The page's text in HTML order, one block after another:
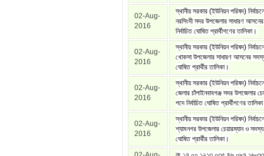
02-Aug-
2016
স্থানীয় সরকার (ইউনিয়ন পরিষদ)
নরসিংদী সদর উপজেলার সাধারণ
নির্বাচিত ঘোষিত প্রার্থীগণের তালিকা।
02-Aug-
2016
স্থানীয় সরকার (ইউনিয়ন পরিষদ)
খোকসা উপজেলার সাধারণ আসনের সদস্য
ঘোষিত প্রার্থীর তালিকা।
02-Aug-
2016
স্থানীয় সরকার (ইউনিয়ন পরিষদ)
জেলার চাঁপাইনবাবগঞ্জ সদর উপজেলার
পদে নির্বাচিত ঘোষিত প্রার্থীগণের
02-Aug-
2016
স্থানীয় সরকার (ইউনিয়ন পরিষদ)
শ্যামনগর উপজেলার চেয়ারম্যান ও সদস্য
ঘোষিত প্রার্থীর তালিকা।